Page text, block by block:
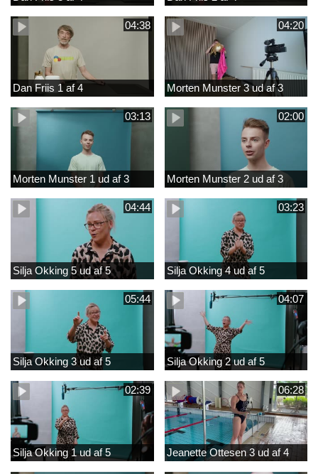
04:38
Dan Friis 1 af 4
04:20
Morten Munster 3 ud af 3
03:13
Morten Munster 1 ud af 3
02:00
Morten Munster 2 ud af 3
04:44
Silja Okking 5 ud af 5
03:23
Silja Okking 4 ud af 5
05:44
Silja Okking 3 ud af 5
04:07
Silja Okking 2 ud af 5
02:39
Silja Okking 1 ud af 5
06:28
Jeanette Ottesen 3 ud af 4